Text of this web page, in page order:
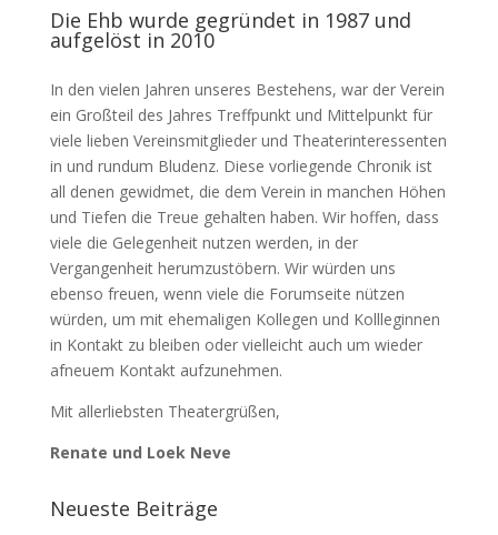
Die Ehb wurde gegründet in 1987 und
aufgelöst in 2010
In den vielen Jahren unseres Bestehens, war der Verein
ein Großteil des Jahres Treffpunkt und Mittelpunkt für
viele lieben Vereinsmitglieder und Theaterinteressenten
in und rundum Bludenz. Diese vorliegende Chronik ist
all denen gewidmet, die dem Verein in manchen Höhen
und Tiefen die Treue gehalten haben. Wir hoffen, dass
viele die Gelegenheit nutzen werden, in der
Vergangenheit herumzustöbern. Wir würden uns
ebenso freuen, wenn viele die Forumseite nützen
würden, um mit ehemaligen Kollegen und Kollleginnen
in Kontakt zu bleiben oder vielleicht auch um wieder
afneuem Kontakt aufzunehmen.
Mit allerliebsten Theatergrüßen,
Renate und Loek Neve
Neueste Beiträge